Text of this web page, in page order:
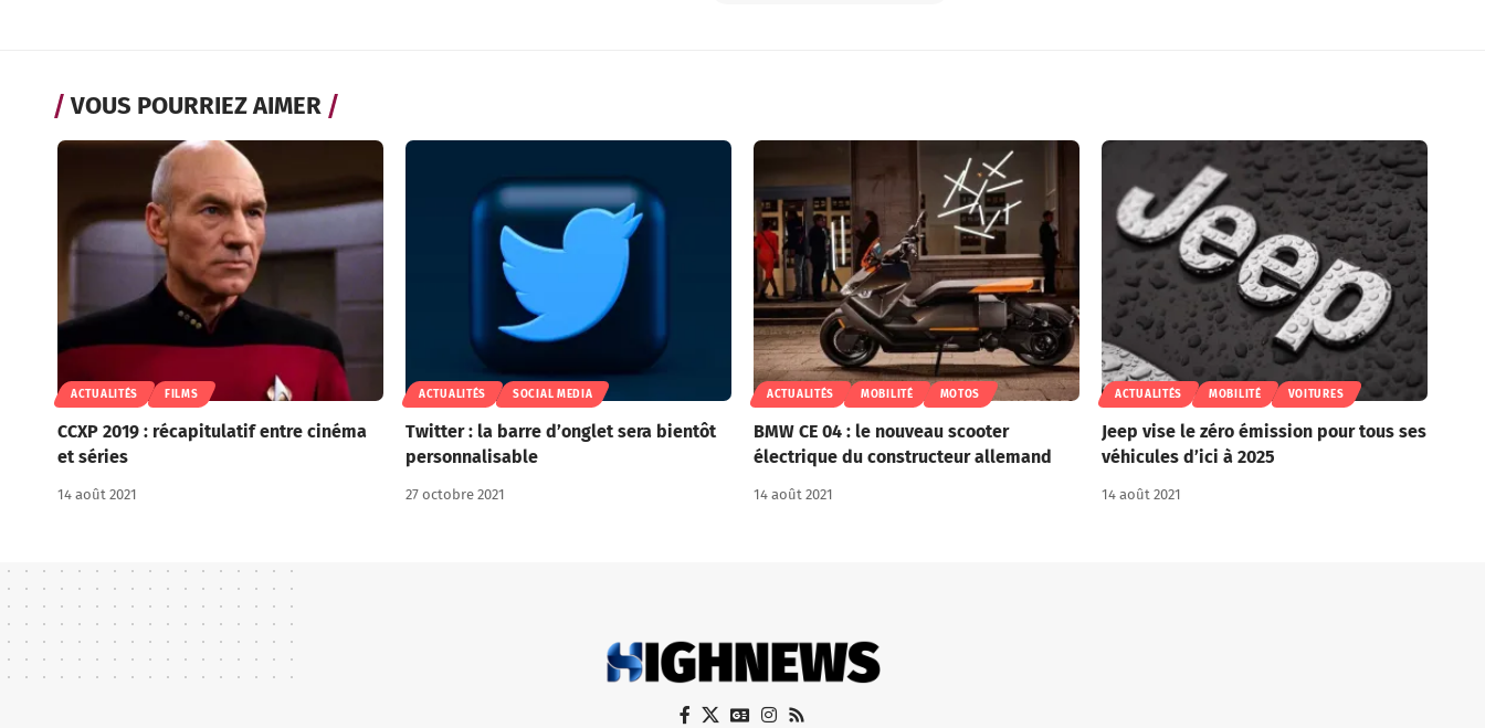
VOUS POURRIEZ AIMER
ACTUALITÉS FILMS
CCXP 2019 : récapitulatif entre cinéma
et séries
14 août 2021
ACTUALITÉS SOCIAL MEDIA
Twitter : la barre d’onglet sera bientôt
personnalisable
27 octobre 2021
ACTUALITÉS MOBILITÉ MOTOS
BMW CE 04 : le nouveau scooter
électrique du constructeur allemand
14 août 2021
ACTUALITÉS MOBILITÉ VOITURES
Jeep vise le zéro émission pour tous ses
véhicules d’ici à 2025
14 août 2021